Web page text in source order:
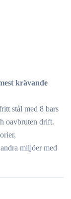
krävande
stål med 8 bars
oavbruten drift.
miljöer med